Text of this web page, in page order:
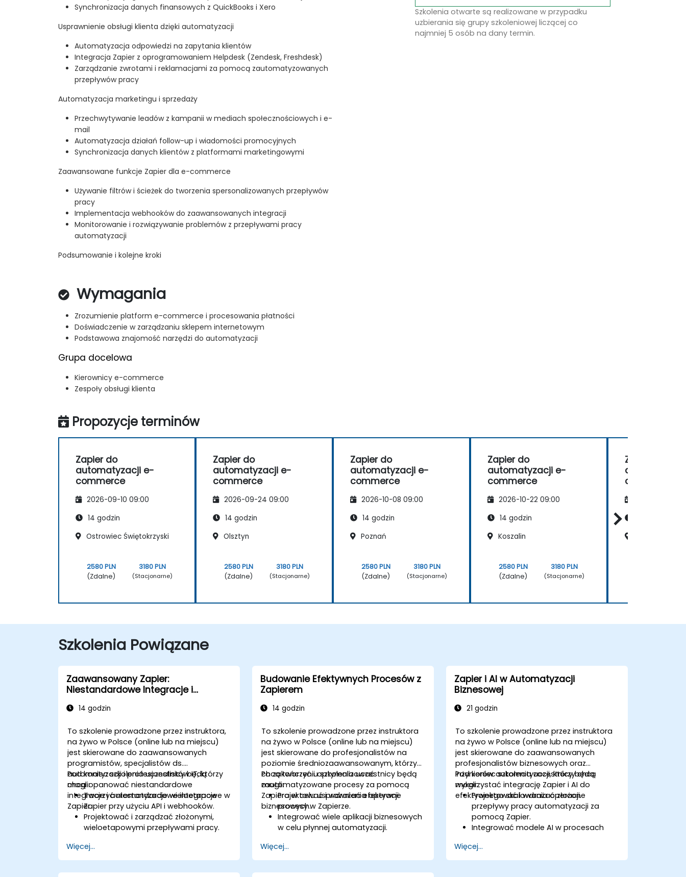
Synchronizacja danych finansowych z QuickBooks i Xero
Usprawnienie obsługi klienta dzięki automatyzacji
Automatyzacja odpowiedzi na zapytania klientów
Integracja Zapier z oprogramowaniem Helpdesk (Zendesk, Freshdesk)
Zarządzanie zwrotami i reklamacjami za pomocą zautomatyzowanych
przepływów pracy
Automatyzacja marketingu i sprzedaży
Przechwytywanie leadów z kampanii w mediach społecznościowych i e-
mail
Automatyzacja działań follow-up i wiadomości promocyjnych
Synchronizacja danych klientów z platformami marketingowymi
Zaawansowane funkcje Zapier dla e-commerce
Używanie filtrów i ścieżek do tworzenia spersonalizowanych przepływów
pracy
Implementacja webhooków do zaawansowanych integracji
Monitorowanie i rozwiązywanie problemów z przepływami pracy
automatyzacji
Podsumowanie i kolejne kroki
Wymagania
Zrozumienie platform e-commerce i procesowania płatności
Doświadczenie w zarządzaniu sklepem internetowym
Podstawowa znajomość narzędzi do automatyzacji
Grupa docelowa
Kierownicy e-commerce
Zespoły obsługi klienta
Szkolenia otwarte są realizowane w przypadku
uzbierania się grupy szkoleniowej liczącej co
najmniej 5 osób na dany termin.
Propozycje terminów
Zapier do
automatyzacji e-
commerce
2026-09-10 09:00
14 godzin
Ostrowiec Świętokrzyski
2580 PLN
(Zdalne)
3180 PLN
(Stacjonarne)
Zapier do
automatyzacji e-
commerce
2026-09-24 09:00
14 godzin
Olsztyn
2580 PLN
(Zdalne)
3180 PLN
(Stacjonarne)
Zapier do
automatyzacji e-
commerce
2026-10-08 09:00
14 godzin
Poznań
2580 PLN
(Zdalne)
3180 PLN
(Stacjonarne)
Zapier do
automatyzacji e-
commerce
2026-10-22 09:00
14 godzin
Koszalin
2580 PLN
(Zdalne)
3180 PLN
(Stacjonarne)
Zapier do
commerce
Szkolenia Powiązane
Zaawansowany Zapier:
Niestandardowe Integracje i
14 godzin
To szkolenie prowadzone przez instruktora,
na żywo w Polsce (online lub na miejscu)
jest skierowane do zaawansowanych
programistów, specjalistów ds.
automatyzacji i profesjonalistów IT, którzy
chcą opanować niestandardowe
integracje i automatyzacje wieloetapowe w
Zapier.
Pod koniec szkolenia uczestnicy będą
mogli:
Tworzyć niestandardowe integracje
Zapier przy użyciu API i webhooków.
Projektować i zarządzać złożonymi,
wieloetapowymi przepływami pracy.
zaawansowane przepływy
automatyzacji.
Integrować Zapier z własnymi lub mniej
Więcej...
Budowanie Efektywnych Procesów z
Zapierem
14 godzin
To szkolenie prowadzone przez instruktora
na żywo w Polsce (online lub na miejscu)
jest skierowane do profesjonalistów na
poziomie średniozaawansowanym, którzy
chcą tworzyć i optymalizować
zautomatyzowane procesy za pomocą
Zapiera w celu usprawnienia operacji
biznesowych.
Po zakończeniu szkolenia uczestnicy będą
mogli:
Projektować i wdrażać efektywne
procesy w Zapierze.
Integrować wiele aplikacji biznesowych
w celu płynnej automatyzacji.
rozwiązywać typowe problemy.
Skalować automatyzację procesów,
aby sprostać potrzebom biznesowym.
Więcej...
Zapier i AI w Automatyzacji
Biznesowej
21 godzin
To szkolenie prowadzone przez instruktora
na żywo w Polsce (online lub na miejscu)
jest skierowane do zaawansowanych
profesjonalistów biznesowych oraz
inżynierów automatyzacji, którzy chcą
wykorzystać integrację Zapier i AI do
efektywnego skalowania operacji.
Pod koniec szkolenia uczestnicy będą
mogli:
Projektować i wdrażać złożone
przepływy pracy automatyzacji za
pomocą Zapier.
Integrować modele AI w procesach
predykcyjnych wniosków.
Optymalizować operacje poprzez
Więcej...